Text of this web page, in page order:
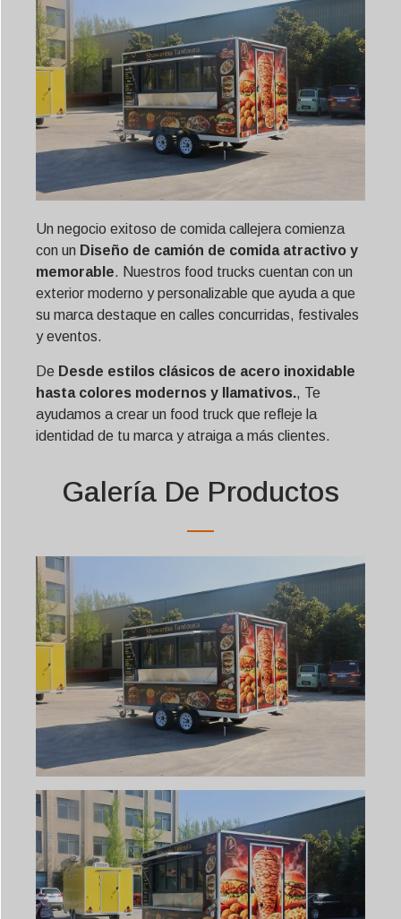
Un negocio exitoso de comida callejera comienza
con un Diseño de camión de comida atractivo y
memorable. Nuestros food trucks cuentan con un
exterior moderno y personalizable que ayuda a que
su marca destaque en calles concurridas, festivales
y eventos.
De Desde estilos clásicos de acero inoxidable
hasta colores modernos y llamativos., Te
ayudamos a crear un food truck que refleje la
identidad de tu marca y atraiga a más clientes.
Galería De Productos